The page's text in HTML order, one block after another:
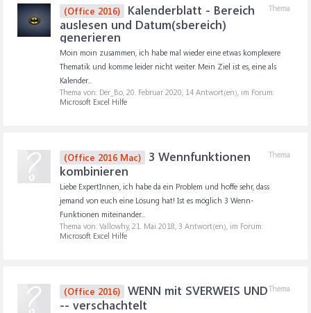
Thema
(Office 2016)
Kalenderblatt - Bereich
auslesen und Datum(sbereich)
generieren
Moin moin zusammen, ich habe mal wieder eine etwas komplexere
Thematik und komme leider nicht weiter. Mein Ziel ist es, eine als
Kalender...
Thema von: Der_Bo, 20. Februar 2020, 14 Antwort(en), im Forum:
Microsoft Excel Hilfe
Thema
(Office 2016 Mac)
3 Wennfunktionen
kombinieren
Liebe ExpertInnen, ich habe da ein Problem und hoffe sehr, dass
jemand von euch eine Lösung hat! Ist es möglich 3 Wenn-
Funktionen miteinander...
Thema von: Vallowhy, 21. Mai 2018, 3 Antwort(en), im Forum:
Microsoft Excel Hilfe
Thema
(Office 2016)
WENN mit SVERWEIS UND
-- verschachtelt